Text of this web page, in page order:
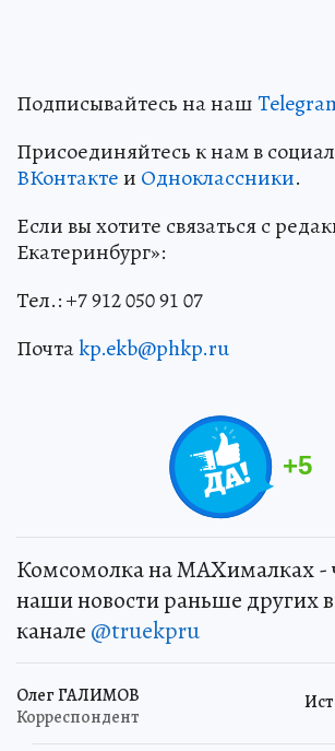
Подписывайтесь на наш
Присоединяйтесь к нам в
ВКонтактеи Одноклассники.
Если вы хотите связаться с
Екатеринбург»:
Тел.: +7 912 050 91 07
Почтаkp.ekb@phkp.ru
+5
Комсомолка на MAXималках -
наши новости раньше других в
канале @truekpru
Олег ГАЛИМОВ
Корреспондент